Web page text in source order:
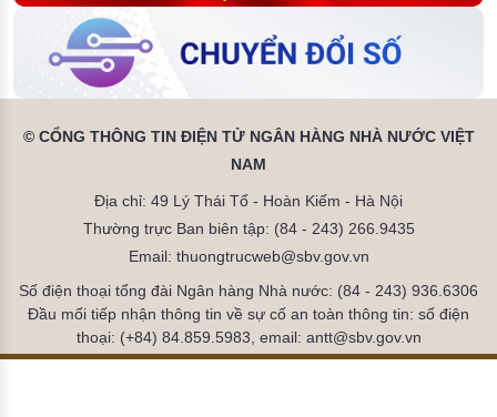
© CỔNG THÔNG TIN ĐIỆN TỬ NGÂN HÀNG NHÀ NƯỚC VIỆT
NAM
Địa chỉ: 49 Lý Thái Tổ - Hoàn Kiếm - Hà Nội
Thường trực Ban biên tập: (84 - 243) 266.9435
Email: thuongtrucweb@sbv.gov.vn
Số điện thoại tổng đài Ngân hàng Nhà nước: (84 - 243) 936.6306
Đầu mối tiếp nhận thông tin về sự cố an toàn thông tin: số điện
thoại: (+84) 84.859.5983, email: antt@sbv.gov.vn